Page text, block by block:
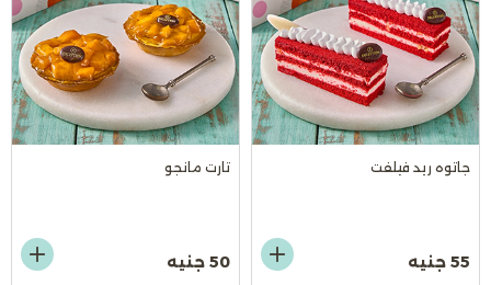
جاتوه ريد فيلفت
55 جنيه
تارت مانجو
50 جنيه